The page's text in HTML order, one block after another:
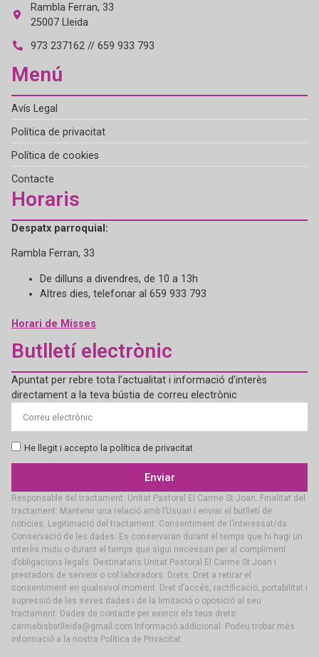
Rambla Ferran, 33
25007 Lleida
973 237162 // 659 933 793
Menú
Avís Legal
Política de privacitat
Política de cookies
Contacte
Horaris
Despatx parroquial:
Rambla Ferran, 33
De dilluns a divendres, de 10 a 13h
Altres dies, telefonar al 659 933 793
Horari de Misses
Butlletí electrònic
Apuntat per rebre tota l’actualitat i informació d’interès
directament a la teva bústia de correu electrònic
He llegit i accepto la política de privacitat
Enviar
Responsable del tractament: Unitat Pastoral El Carme St Joan. Finalitat del
tractament: Mantenir una relació amb l’Usuari i enviar el butlletí de
notícies. Legitimació del tractament: Consentiment de l’interessat/da.
Conservació de les dades: Es conservaran durant el temps que hi hagi un
interès mutu o durant el temps que sigui necessari per al compliment
d’obligacions legals. Destinataris:Unitat Pastoral El Carme St Joan i
prestadors de serveis o col·laboradors. Drets: Dret a retirar el
consentiment en qualsevol moment. Dret d’accés, rectificació, portabilitat i
supressió de les seves dades i de la limitació o oposició al seu
tractament. Dades de contacte per exercir els teus drets:
carmebisbatlleida@gmail.com Informació addicional: Podeu trobar més
informació a la nostra Política de Privacitat.